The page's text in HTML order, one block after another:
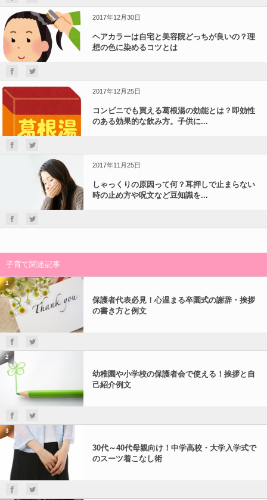
2017年12月30日
ヘアカラーは自宅と美容院どっちが良いの？理
想の色に染めるコツとは
2017年12月25日
コンビニでも買える葛根湯の効能とは？即効性
のある効果的な飲み方。子供に...
2017年11月25日
しゃっくりの原因って何？耳押しで止まらない
時の止め方や呪文など豆知識を...
子育て関連記事
1
保護者代表必見！心温まる卒園式の謝辞・挨拶
の書き方と例文
2
幼稚園や小学校の保護者会で使える！挨拶と自
己紹介例文
3
30代～40代母親向け！中学高校・大学入学式で
のスーツ着こなし術